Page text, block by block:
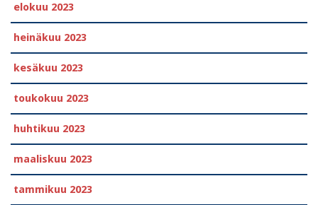
elokuu 2023
heinäkuu 2023
kesäkuu 2023
toukokuu 2023
huhtikuu 2023
maaliskuu 2023
tammikuu 2023